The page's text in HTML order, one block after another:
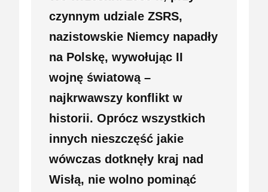
czynnym udziale ZSRS,
nazistowskie Niemcy napadły
na Polskę, wywołując II
wojnę światową –
najkrwawszy konflikt w
historii. Oprócz wszystkich
innych nieszczęść jakie
wówczas dotknęły kraj nad
Wisłą, nie wolno pominąć